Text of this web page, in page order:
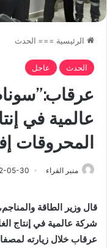
الرئيسية === الحدث
الحدث عاجل
عالمية في
المحروقات
منبر القراء 05-30
قال وزير الطاقة
شركة عالمية في إنتاج
عرقاب خلال زيارته